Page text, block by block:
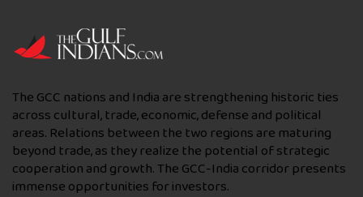
The GCC nations and India are strengthening historic ties
across cultural, trade, economic, defense and political
areas. Relations between the two regions are maturing
beyond trade, as they realize the potential of strategic
cooperation and growth. The GCC-India corridor presents
immense opportunities for investors.